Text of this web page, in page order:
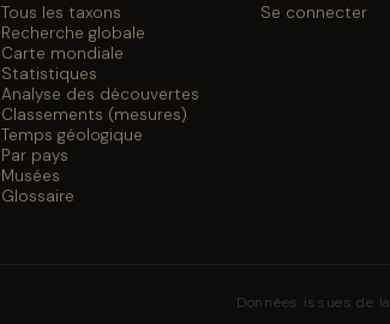
Tous les taxons
Recherche globale
Carte mondiale
Statistiques
Analyse des découvertes
Classements (mesures)
Temps géologique
Par pays
Musées
Glossaire
Se connecter
Données issues de la